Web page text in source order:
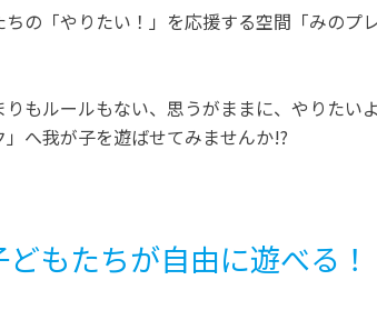
ちの「やりたい！」を応援する空間「みのプ
りもルールもない、思うがままに、やりたい
」へ我が子を遊ばせてみませんか!?
どもたちが自由に遊べる！
開催中